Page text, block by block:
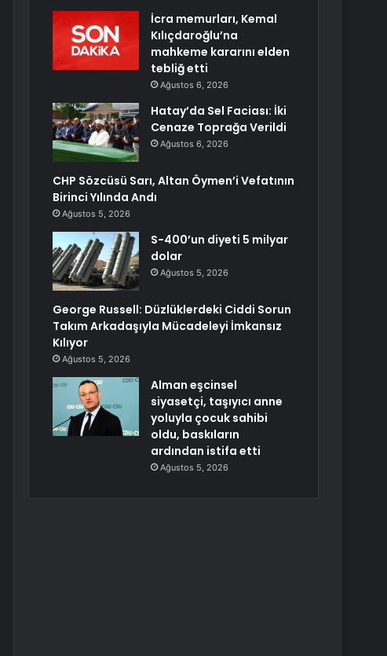
İcra memurları, Kemal
Kılıçdaroğlu’na
mahkeme kararını elden
tebliğ etti
Ağustos 6, 2026
Hatay’da Sel Faciası: İki
Cenaze Toprağa Verildi
Ağustos 6, 2026
CHP Sözcüsü Sarı, Altan Öymen’i Vefatının
Birinci Yılında Andı
Ağustos 5, 2026
S-400’un diyeti 5 milyar
dolar
Ağustos 5, 2026
George Russell: Düzlüklerdeki Ciddi Sorun
Takım Arkadaşıyla Mücadeleyi İmkansız
Kılıyor
Ağustos 5, 2026
Alman eşcinsel
siyasetçi, taşıyıcı anne
yoluyla çocuk sahibi
oldu, baskıların
ardından istifa etti
Ağustos 5, 2026